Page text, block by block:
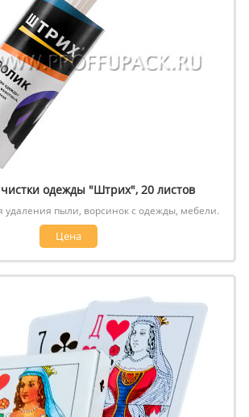
одежды "Штрих", 20 листов
удаления пыли, ворсинок с одежды, мебели.
Цена